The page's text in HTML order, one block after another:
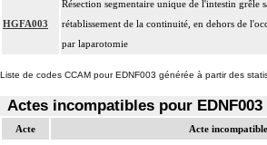
HGFA003
Résection segmentaire unique de l'intestin grêle
rétablissement de la continuité, en dehors de
par laparotomie
Liste de codes CCAM pour EDNF003 générée à partir des
Actes incompatibles pour EDNF003
Acte Acte incompatible